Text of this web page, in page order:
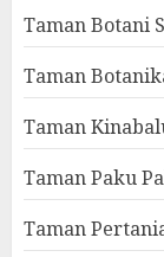
Taman Botani
Taman
Taman
Taman Paku
Taman